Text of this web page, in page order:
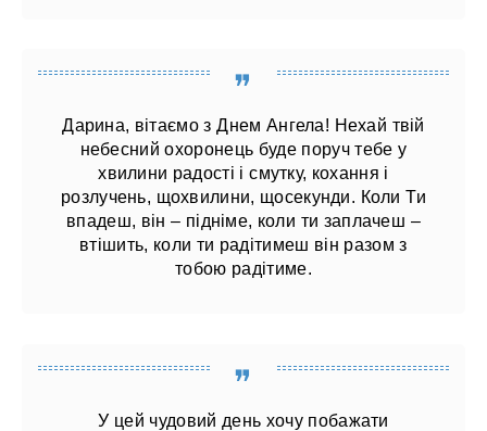
Дарина, вітаємо з Днем Ангела! Нехай твій
небесний охоронець буде поруч тебе у
хвилини радості і смутку, кохання і
розлучень, щохвилини, щосекунди. Коли Ти
впадеш, він – підніме, коли ти заплачеш –
втішить, коли ти радітимеш він разом з
тобою радітиме.
У цей чудовий день хочу побажати